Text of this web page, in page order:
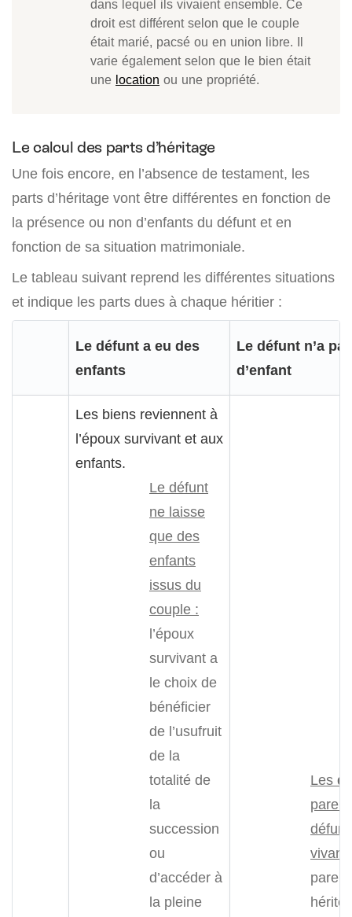
dans lequel ils vivaient ensemble. Ce
droit est différent selon que le couple
était marié, pacsé ou en union libre. Il
varie également selon que le bien était
une location ou une propriété.
Le calcul des parts d’héritage
Une fois encore, en l’absence de testament, les
parts d’héritage vont être différentes en fonction de
la présence ou non d’enfants du défunt et en
fonction de sa situation matrimoniale.
Le tableau suivant reprend les différentes situations
et indique les parts dues à chaque héritier :
Le défunt a eu des
enfants
Le défunt n’a
d’enfant
Les biens reviennent à
l’époux survivant et aux
enfants.
Le défunt
ne laisse
que des
enfants
issus du
couple :
l’époux
survivant a
le choix de
bénéficier
de l’usufruit
de la
totalité de
la
succession
ou
d’accéder à
la pleine
Les